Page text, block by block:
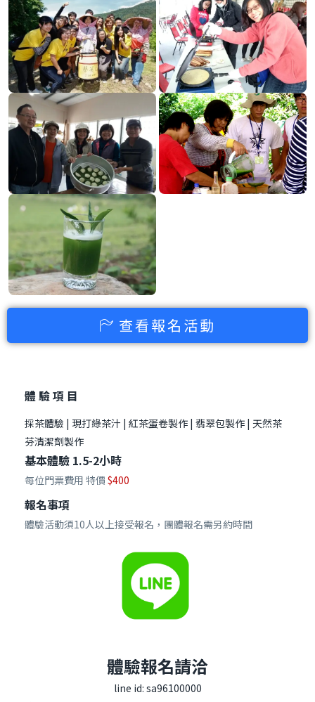
查看報名活動
體 驗 項 目
採茶體驗 | 現打綠茶汁 | 紅茶蛋卷製作 | 翡翠包製作 | 天然茶
芬清潔劑製作
基本體驗 1.5-2小時
每位門票費用 特價 $400
報名事項
體驗活動須10人以上接受報名，團體報名需另約時間
體驗報名請洽
line id: sa96100000